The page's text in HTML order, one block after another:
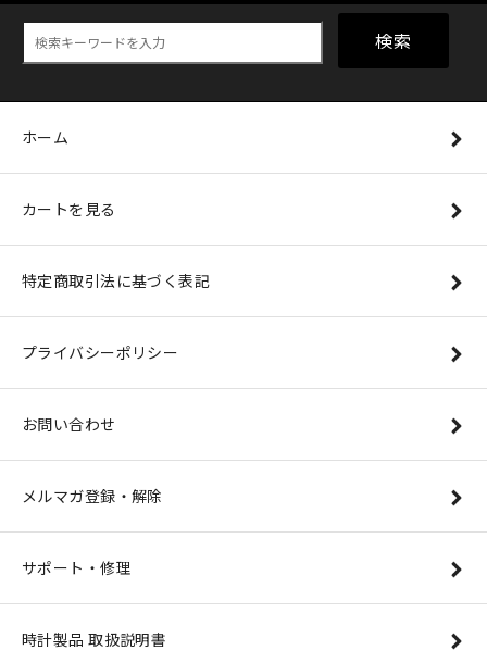
検索
ホーム
カートを見る
特定商取引法に基づく表記
プライバシーポリシー
お問い合わせ
メルマガ登録・解除
サポート・修理
時計製品 取扱説明書